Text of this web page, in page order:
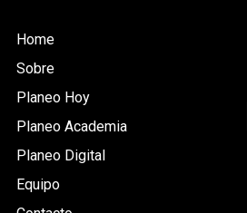
Home
Sobre
Planeo Hoy
Planeo Academia
Planeo Digital
Equipo